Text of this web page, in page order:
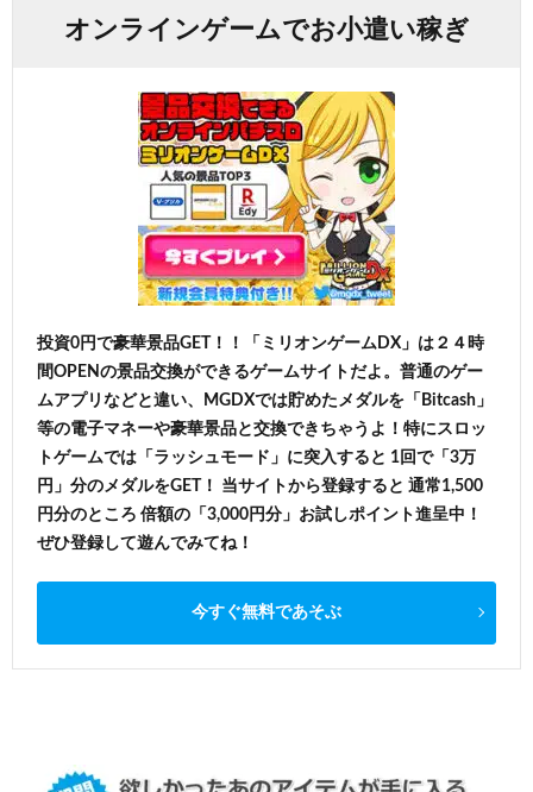
オンラインゲームでお小遣い稼ぎ
投資0円で豪華景品GET！！「ミリオンゲームDX」は２４時
間OPENの景品交換ができるゲームサイトだよ。普通のゲー
ムアプリなどと違い、MGDXでは貯めたメダルを「Bitcash」
等の電子マネーや豪華景品と交換できちゃうよ！特にスロッ
トゲームでは「ラッシュモード」に突入すると 1回で「3万
円」分のメダルをGET！ 当サイトから登録すると 通常1,500
円分のところ 倍額の「3,000円分」お試しポイント進呈中！
ぜひ登録して遊んでみてね！
今すぐ無料であそぶ